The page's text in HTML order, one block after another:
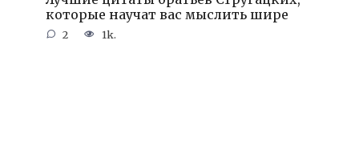
которые научат вас мыслить шире
2 1k.